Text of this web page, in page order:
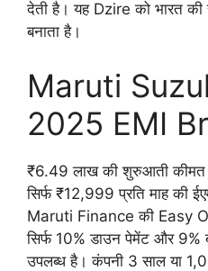
देती है। यह Dzire को भारत
बनाता है।
Maruti
2025 EMI
₹6.49 लाख की शुरुआती
सिर्फ ₹12,999 प्रति माह की
Maruti Finance की Easy
सिर्फ 10% डाउन पेमेंट और 9%
उपलब्ध है। कंपनी 3 साल या